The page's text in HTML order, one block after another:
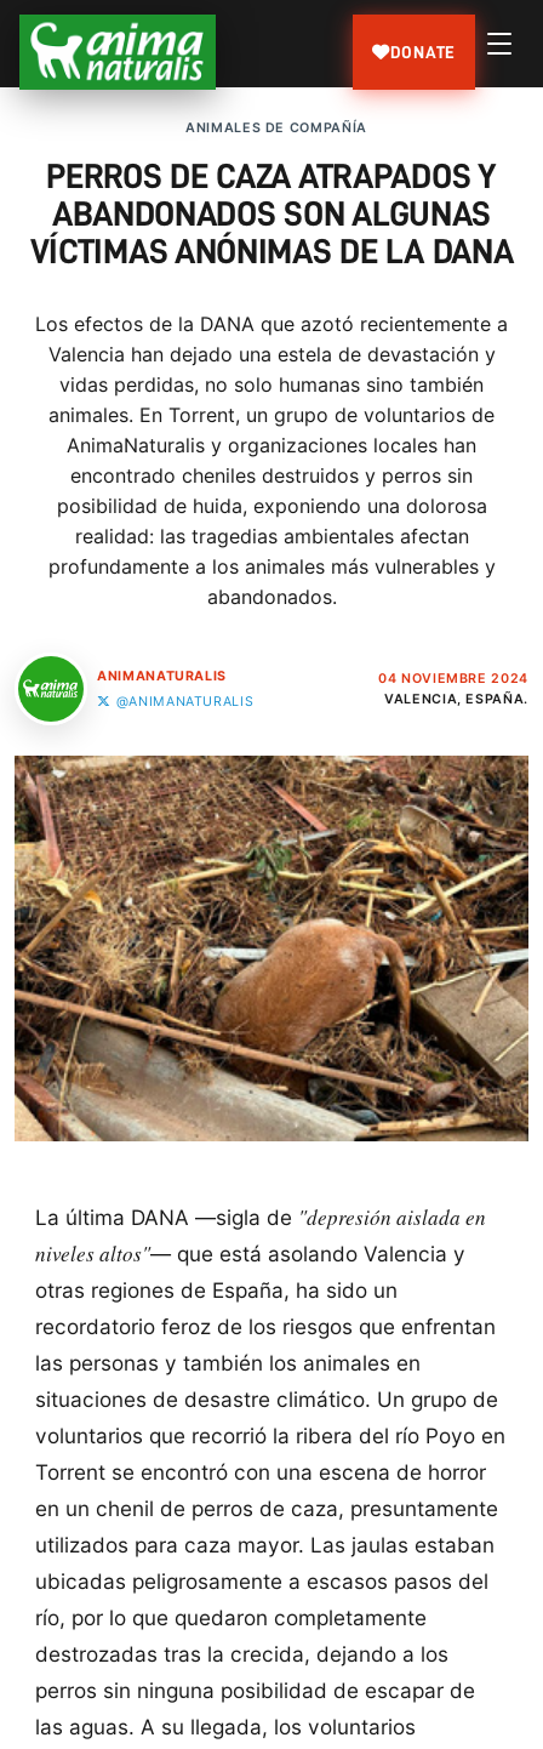
DONATE
ANIMALES DE COMPAÑÍA
PERROS DE CAZA ATRAPADOS Y
ABANDONADOS SON ALGUNAS
VÍCTIMAS ANÓNIMAS DE LA DANA
Los efectos de la DANA que azotó recientemente a
Valencia han dejado una estela de devastación y
vidas perdidas, no solo humanas sino también
animales. En Torrent, un grupo de voluntarios de
AnimaNaturalis y organizaciones locales han
encontrado cheniles destruidos y perros sin
posibilidad de huida, exponiendo una dolorosa
realidad: las tragedias ambientales afectan
profundamente a los animales más vulnerables y
abandonados.
ANIMANATURALIS
@ANIMANATURALIS
04 NOVIEMBRE 2024
VALENCIA, ESPAÑA.
La última DANA —sigla de "depresión aislada en
niveles altos"— que está asolando Valencia y
otras regiones de España, ha sido un
recordatorio feroz de los riesgos que enfrentan
las personas y también los animales en
situaciones de desastre climático. Un grupo de
voluntarios que recorrió la ribera del río Poyo en
Torrent se encontró con una escena de horror
en un chenil de perros de caza, presuntamente
utilizados para caza mayor. Las jaulas estaban
ubicadas peligrosamente a escasos pasos del
río, por lo que quedaron completamente
destrozadas tras la crecida, dejando a los
perros sin ninguna posibilidad de escapar de
las aguas. A su llegada, los voluntarios